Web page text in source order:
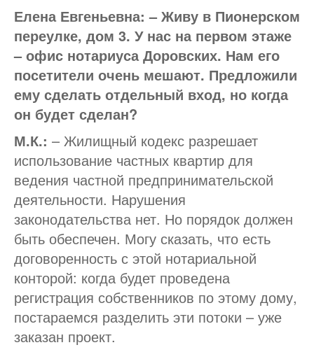
Елена Евгеньевна: – Живу в Пионерском
переулке, дом 3. У нас на первом этаже
– офис нотариуса Доровских. Нам его
посетители очень мешают. Предложили
ему сделать отдельный вход, но когда
он будет сделан?
М.К.: – Жилищный кодекс разрешает
использование частных квартир для
ведения частной предпринимательской
деятельности. Нарушения
законодательства нет. Но порядок должен
быть обеспечен. Могу сказать, что есть
договоренность с этой нотариальной
конторой: когда будет проведена
регистрация собственников по этому дому,
постараемся разделить эти потоки – уже
заказан проект.